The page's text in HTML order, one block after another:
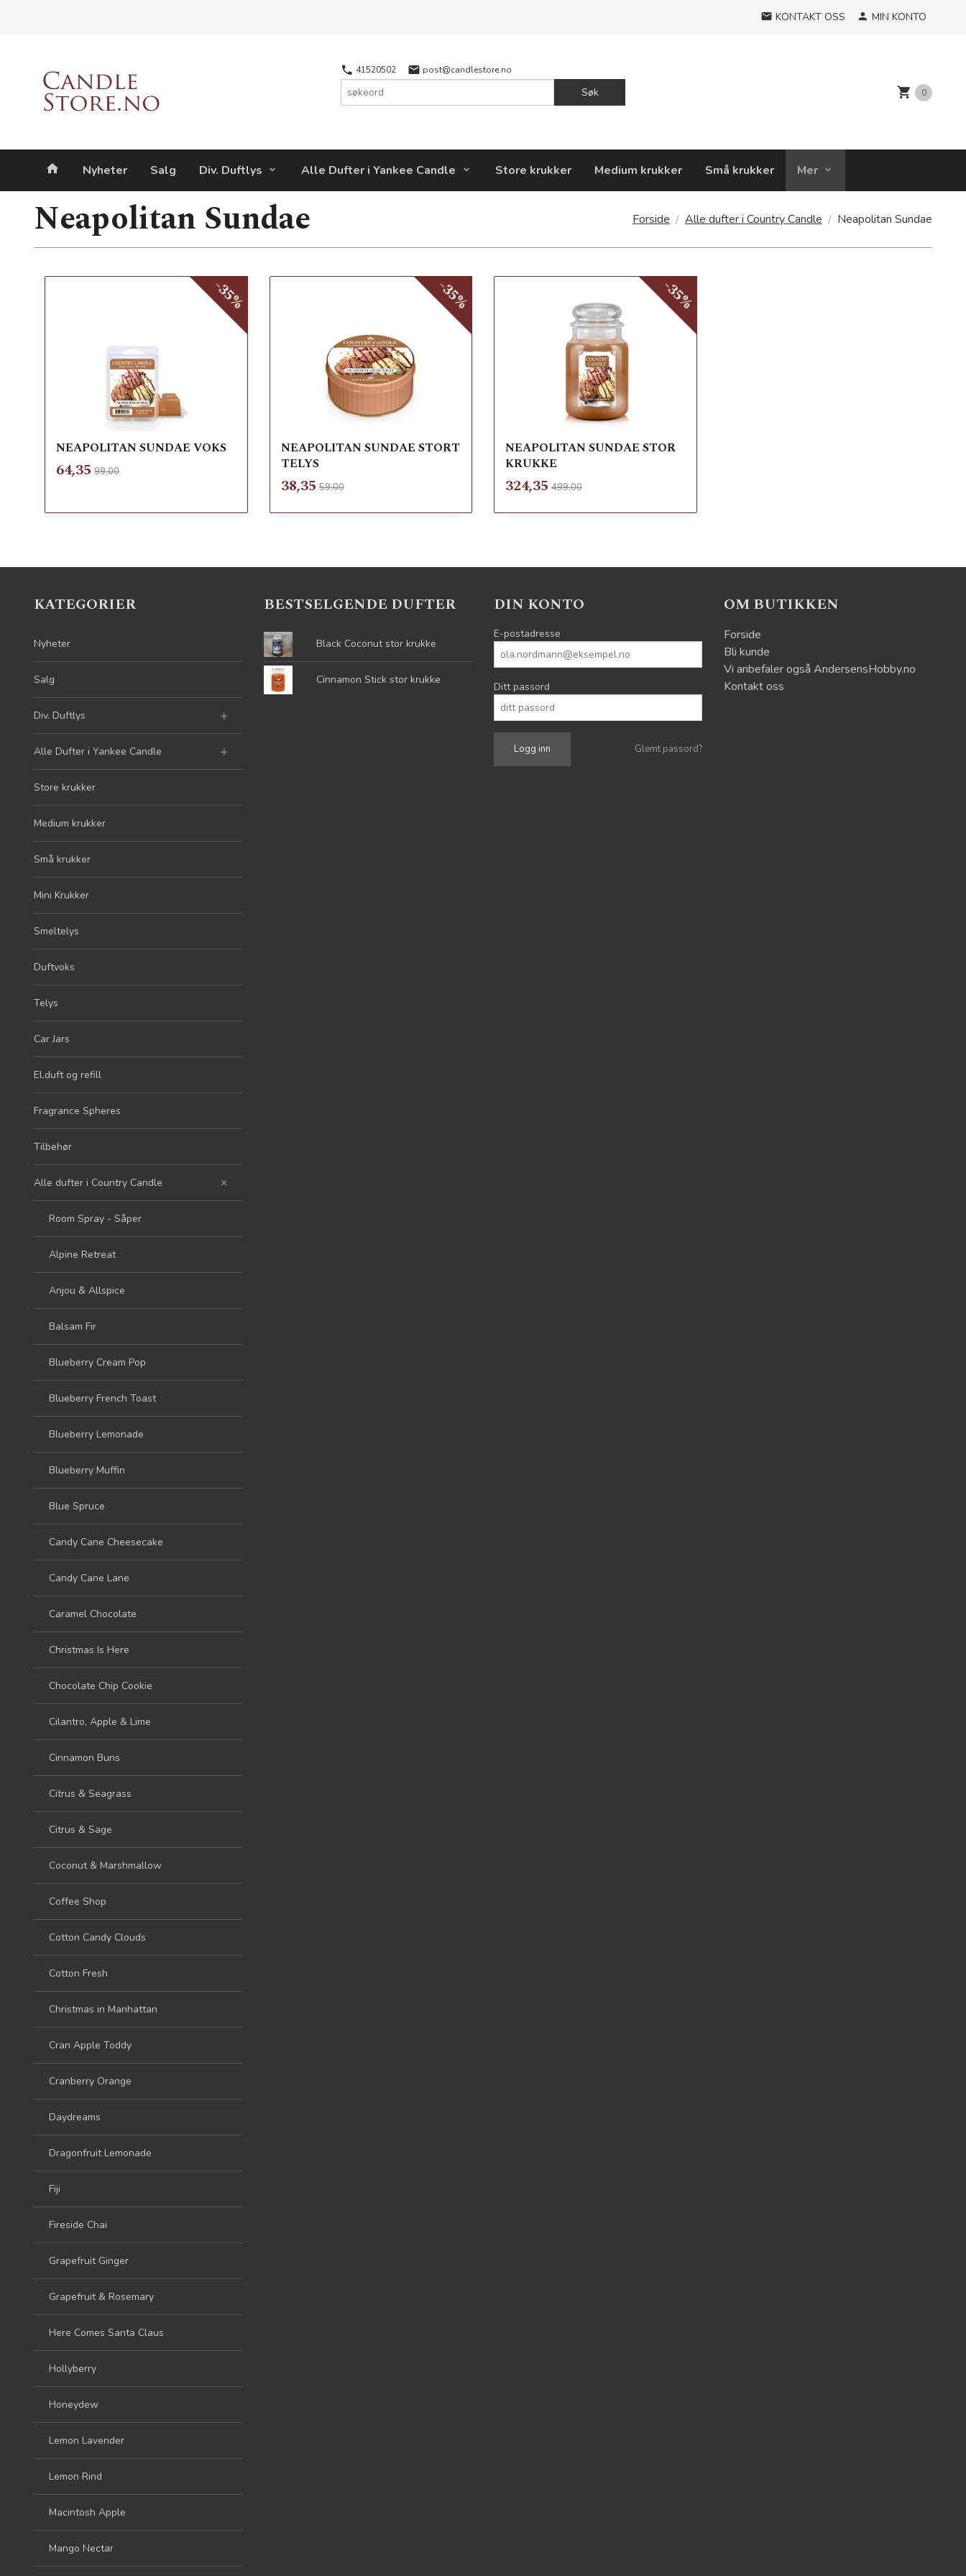
KONTAKT OSS MIN KONTO
41520502 post@candlestore.no
Søk 0
Produkter
Nyheter Salg Div. Duftlys Alle Dufter i Yankee Candle Store krukker Medium krukker Små krukker Mer
Forside Alle dufter i Country Candle Neapolitan Sundae
Neapolitan Sundae
NEAPOLITAN SUNDAE VOKS
Tilbud
64,35 99,00
-35%
NEAPOLITAN SUNDAE STORT
TELYS
Tilbud
38,35 59,00
-35%
mva.
NEAPOLITAN SUNDAE STOR
KRUKKE
Tilbud
324,35 499,00
-35%
KATEGORIER
Nyheter
Salg
Div. Duftlys
Alle Dufter i Yankee Candle
Store krukker
Medium krukker
Små krukker
Mini Krukker
Smeltelys
Duftvoks
Telys
Car Jars
El.duft og refill
Fragrance Spheres
Tilbehør
Alle dufter i Country Candle
Room Spray - Såper
Alpine Retreat
Anjou & Allspice
Balsam Fir
Blueberry Cream Pop
Blueberry French Toast
Blueberry Lemonade
Blueberry Muffin
Blue Spruce
Candy Cane Cheesecake
Candy Cane Lane
Caramel Chocolate
Christmas Is Here
Chocolate Chip Cookie
Cilantro, Apple & Lime
Cinnamon Buns
Citrus & Seagrass
Citrus & Sage
Coconut & Marshmallow
Coffee Shop
Cotton Candy Clouds
Cotton Fresh
Christmas in Manhattan
Cran Apple Toddy
Cranberry Orange
Daydreams
Dragonfruit Lemonade
Fiji
Fireside Chai
Grapefruit Ginger
Grapefruit & Rosemary
Here Comes Santa Claus
Hollyberry
Honeydew
Lemon Lavender
Lemon Rind
Macintosh Apple
Mango Nectar
BESTSELGENDE DUFTER
Black Coconut stor krukke
Cinnamon Stick stor krukke
DIN KONTO
E-postadresse
Ditt passord
Glemt passord?
OM BUTIKKEN
Forside
Bli kunde
Vi anbefaler også AndersensHobby.no
Kontakt oss